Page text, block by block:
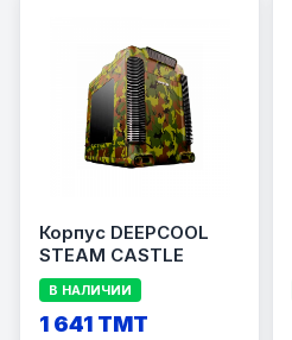
Корпус DEEPCOOL
STEAM CASTLE
В НАЛИЧИИ
1 641 TMT